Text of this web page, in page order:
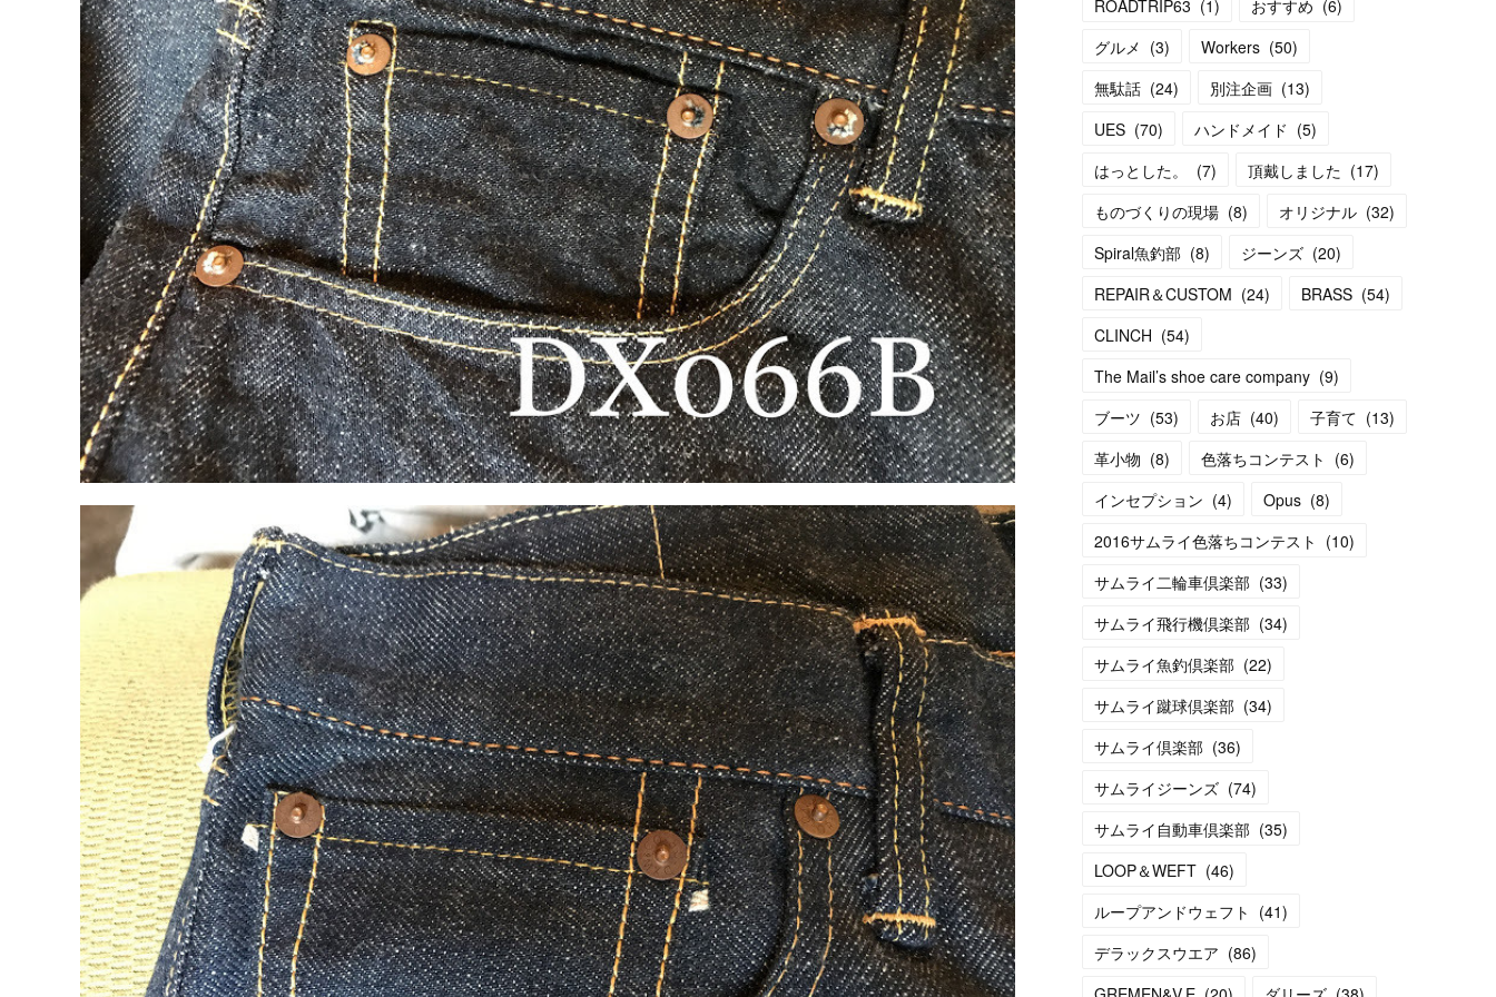
ROADTRIP63 (1) おすすめ (6)
グルメ (3) Workers (50)
無駄話 (24) 別注企画 (13)
UES (70) ハンドメイド (5)
はっとした。
(7) 頂戴しました (17)
ものづくりの現場 (8) オリジナル (32)
Spiral魚釣部 (8) ジーンズ (20)
REPAIR＆CUSTOM (24) BRASS (54)
CLINCH (54)
The Mail’s shoe care company (9)
ブーツ (53) お店 (40) 子育て (13)
革小物 (8) 色落ちコンテスト (6)
インセプション (4) Opus (8)
2016サムライ色落ちコンテスト (10)
サムライ二輪車倶楽部 (33)
サムライ飛行機倶楽部 (34)
サムライ魚釣倶楽部 (22)
サムライ蹴球倶楽部 (34)
サムライ倶楽部 (36)
サムライジーンズ (74)
サムライ自動車倶楽部 (35)
LOOP＆WEFT (46)
ループアンドウェフト (41)
デラックスウエア (86)